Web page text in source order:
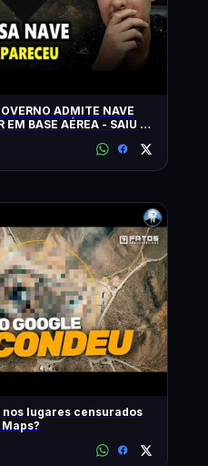
ADMITE NAVE
EM BASE AÉREA - SAIU O
nos lugares censurados